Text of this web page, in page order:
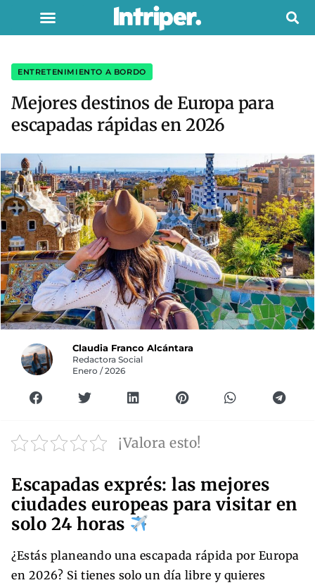
ENTRETENIMIENTO A BORDO
Mejores destinos de Europa para
escapadas rápidas en 2026
Claudia Franco Alcántara
Redactora Social
Enero / 2026
¡Valora esto!
Escapadas exprés: las mejores
ciudades europeas para visitar en
solo 24 horas
¿Estás planeando una escapada rápida por Europa
en 2026? Si tienes solo un día libre y quieres